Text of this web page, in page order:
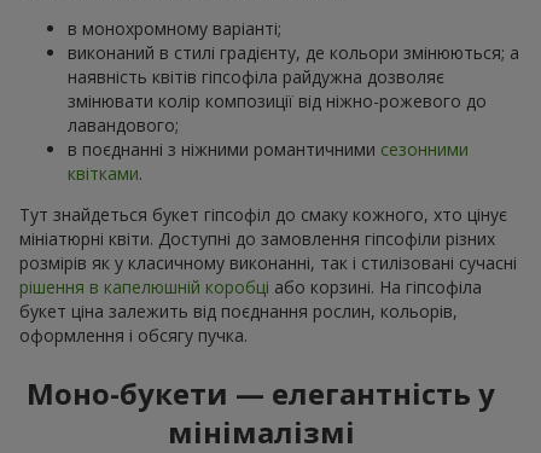
в монохромному варіанті;
виконаний в стилі градієнту, де кольори змінюються; а
наявність квітів гіпсофіла райдужна дозволяє
змінювати колір композиції від ніжно-рожевого до
лавандового;
в поєднанні з ніжними романтичними сезонними
квітками.
Тут знайдеться букет гіпсофіл до смаку кожного, хто цінує
мініатюрні квіти. Доступні до замовлення гіпсофіли різних
розмірів як у класичному виконанні, так і стилізовані сучасні
рішення в капелюшній коробці або корзині. На гіпсофіла
букет ціна залежить від поєднання рослин, кольорів,
оформлення і обсягу пучка.
Моно-букети — елегантність у
мінімалізмі